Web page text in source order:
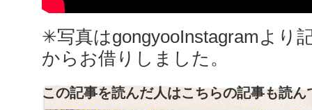
✳︎写真はgongyooInstagramより
からお借りしました。
この記事を読んだ人はこちらの記事も読ん